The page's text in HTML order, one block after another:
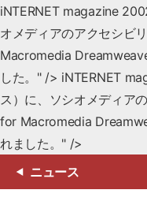
iNTERNET magazine
オメディアのアクセシビ
Macromedia
した。" /> iNTERNET
ス）に、ソシオメディア
for Macromedia
れました。" />
ニュース